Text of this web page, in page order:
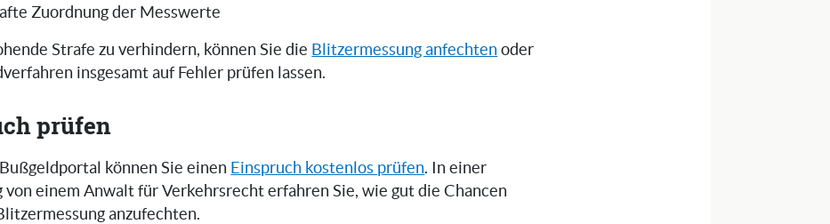
Zuordnung der Messwerte
Strafe zu verhindern, können Sie die Blitzermessung anfechten oder
insgesamt auf Fehler prüfen lassen.
prüfen
können Sie einen Einspruch kostenlos prüfen. In einer
von einem Anwalt für Verkehrsrecht erfahren Sie, wie gut die Chancen
anzufechten.